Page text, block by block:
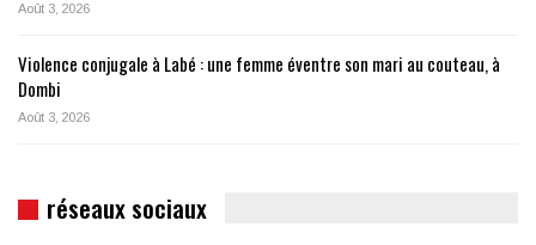
Août 3, 2026
Violence conjugale à Labé : une femme éventre son mari au couteau, à
Dombi
Août 3, 2026
réseaux sociaux